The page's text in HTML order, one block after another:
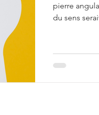
pierre
du sens
expliquer le